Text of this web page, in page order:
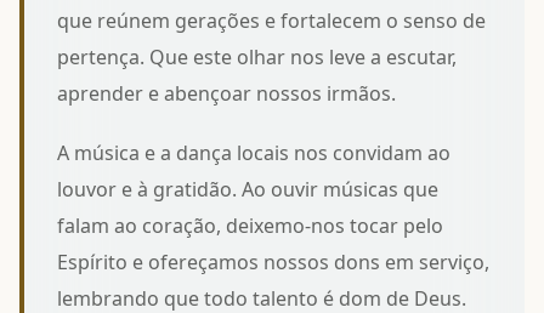
que reúnem gerações e fortalecem o senso de
pertença. Que este olhar nos leve a escutar,
aprender e abençoar nossos irmãos.
A música e a dança locais nos convidam ao
louvor e à gratidão. Ao ouvir músicas que
falam ao coração, deixemo-nos tocar pelo
Espírito e ofereçamos nossos dons em serviço,
lembrando que todo talento é dom de Deus.